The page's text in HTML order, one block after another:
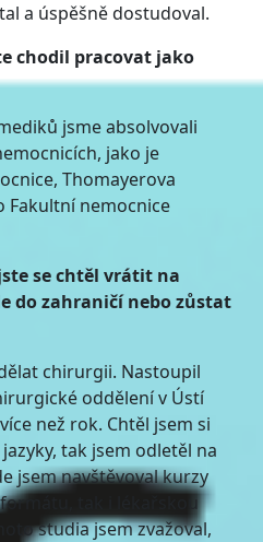
a úspěšně dostudoval.
chodil pracovat jako
jsme absolvovali
jako je
Thomayerova
Fakultní nemocnice
se chtěl vrátit na
do zahraničí nebo zůstat
chirurgii. Nastoupil
oddělení v Ústí
než rok. Chtěl jsem si
tak jsem odletěl na
jsem navštěvoval kurzy
tak i lékařskou
studia jsem zvažoval,